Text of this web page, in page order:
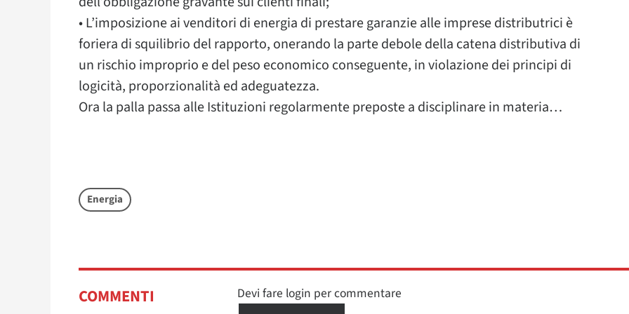
• L’imposizione ai venditori di energia di prestare garanzie alle imprese distributrici è
foriera di squilibrio del rapporto, onerando la parte debole della catena distributiva di
un rischio improprio e del peso economico conseguente, in violazione dei principi di
logicità, proporzionalità ed adeguatezza.
Ora la palla passa alle Istituzioni regolarmente preposte a disciplinare in materia…
Energia
COMMENTI Devi fare login per commentare